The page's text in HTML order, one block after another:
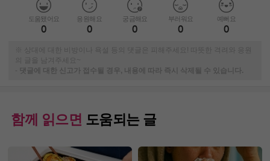
도움됐어요
0
응원해요
0
궁금해요
0
부러워요
0
예뻐요
0
※ 상대에 대한 비방이나 욕설 등의 댓글은 피해주세요! 따뜻한 격려와 응원
의 글을 남겨주세요~
-
댓글에 대한 신고가 접수될 경우, 내용에 따라 즉시 삭제될 수 있습니다.
함께 읽으면 도움되는 글